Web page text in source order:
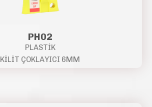
PH02
PLASTİK
KİLİT ÇOKLAYICI 6MM